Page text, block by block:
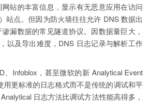
站的丰富信息，显示有无恶意应用在访问
站点。但因为防火墙往往允许 DNS 数据出
漏数据的常见隧道协议。因数据量巨大，
以及导出难度，DNS 日志记录与解析工作
、Infoblox，甚至微软的新 Analytical Event
更标准的日志格式而不是传统的调试和平
日志方法比调试方法性能高得多，